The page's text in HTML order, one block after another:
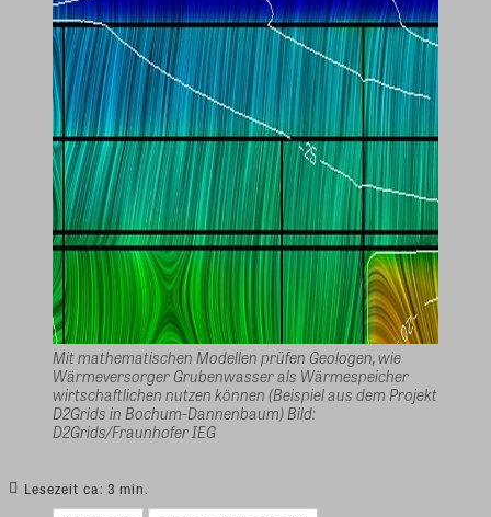
Mit mathematischen Modellen prüfen Geologen, wie
Wärmeversorger Grubenwasser als Wärmespeicher
wirtschaftlichen nutzen können (Beispiel aus dem Projekt
D2Grids in Bochum-Dannenbaum) Bild:
D2Grids/Fraunhofer IEG
Lesezeit ca: 3 min.